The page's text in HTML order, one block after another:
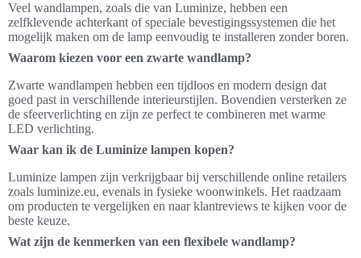
Veel wandlampen, zoals die van Luminize, hebben een
zelfklevende achterkant of speciale bevestigingssystemen die het
mogelijk maken om de lamp eenvoudig te installeren zonder boren.
Waarom kiezen voor een zwarte wandlamp?
Zwarte wandlampen hebben een tijdloos en modern design dat
goed past in verschillende interieurstijlen. Bovendien versterken ze
de sfeerverlichting en zijn ze perfect te combineren met warme
LED verlichting.
Waar kan ik de Luminize lampen kopen?
Luminize lampen zijn verkrijgbaar bij verschillende online retailers
zoals luminize.eu, evenals in fysieke woonwinkels. Het raadzaam
om producten te vergelijken en naar klantreviews te kijken voor de
beste keuze.
Wat zijn de kenmerken van een flexibele wandlamp?